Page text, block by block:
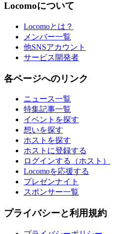
Locomoについて
Locomoとは？
メンバー一覧
他SNSアカウント
サービス開発者
各ページへのリンク
ニュース一覧
特集記事一覧
イベントを探す
想いを探す
ホストを探す
ホストに登録する
ログインする（ホスト）
Locomoを応援する
プレゼンナイト
スポンサー一覧
プライバシーと利用規約